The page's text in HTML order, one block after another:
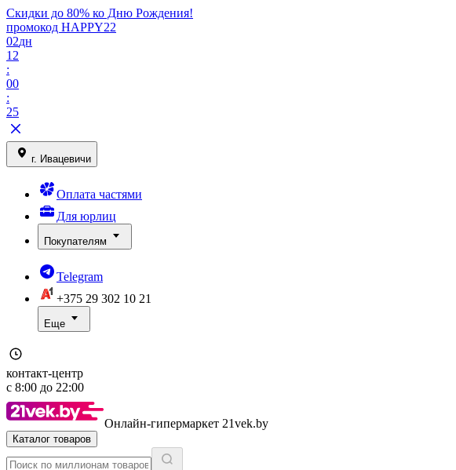
Скидки до 80% ко Дню Рождения!
промокод HAPPY22
02дн
12
:
00
:
25
г. Ивацевичи
Оплата частями
Для юрлиц
Покупателям
Telegram
+375 29 302 10 21
Еще
контакт-центр
с 8:00 до 22:00
Онлайн-гипермаркет 21vek.by
Каталог товаров